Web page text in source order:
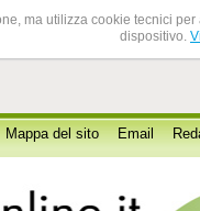
ma utilizza cookie tecnici
dispositivo.
Mappa del sito Email